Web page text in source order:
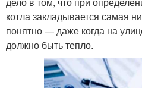
котла закладывается самая
понятно — даже когда на
должно быть тепло.